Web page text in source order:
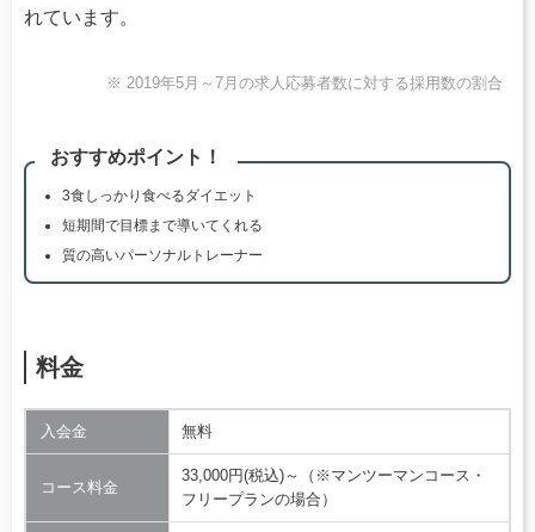
れています。
※ 2019年5月～7月の求人応募者数に対する採用数の割合
おすすめポイント！
3食しっかり食べるダイエット
短期間で目標まで導いてくれる
質の高いパーソナルトレーナー
料金
入会金 無料
コース料金
33,000円(税込)～（※マンツーマンコース・
フリープランの場合）